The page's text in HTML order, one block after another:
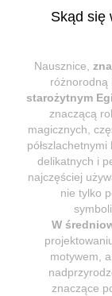
Skąd się
Nausznice,
różnorodną
starożytnym
znaczącą
magicznych,
półszlachetnymi
delikatnych i
najczęściej
nie tylko
W
motywem,
znaczące